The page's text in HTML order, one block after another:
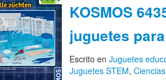
KOSMOS
juguetes
Escrito en Juguetes
Juguetes STEM, Ciencias